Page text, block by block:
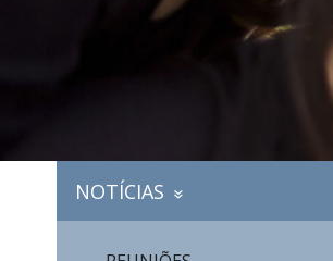
NOTÍCIAS »